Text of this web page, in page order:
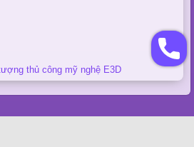
thủ công mỹ nghệ E3D